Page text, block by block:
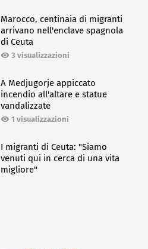
Marocco, centinaia di migranti
arrivano nell'enclave spagnola
di Ceuta
3 visualizzazioni
A Medjugorje appiccato
incendio all'altare e statue
vandalizzate
1 visualizzazioni
I migranti di Ceuta: "Siamo
venuti qui in cerca di una vita
migliore"